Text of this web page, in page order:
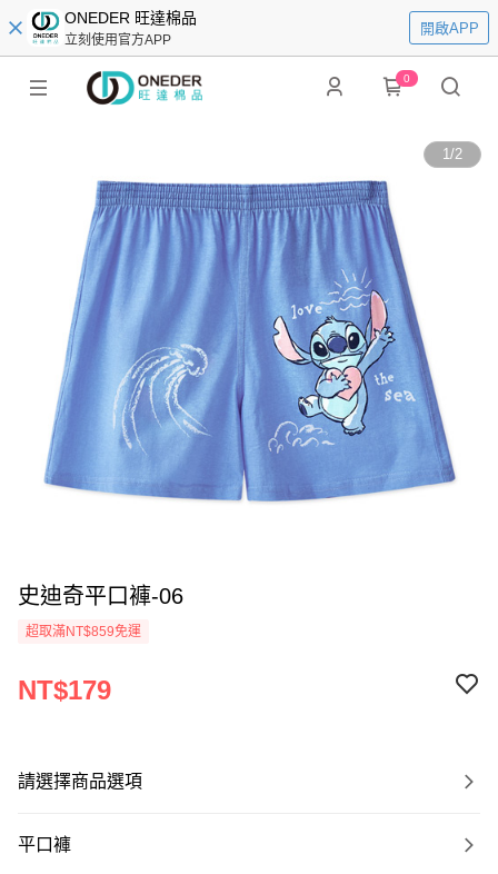
ONEDER 旺達棉品
立刻使用官方APP
開啟APP
0
1/2
史迪奇平口褲-06
超取滿NT$859免運
NT$179
請選擇商品選項
平口褲